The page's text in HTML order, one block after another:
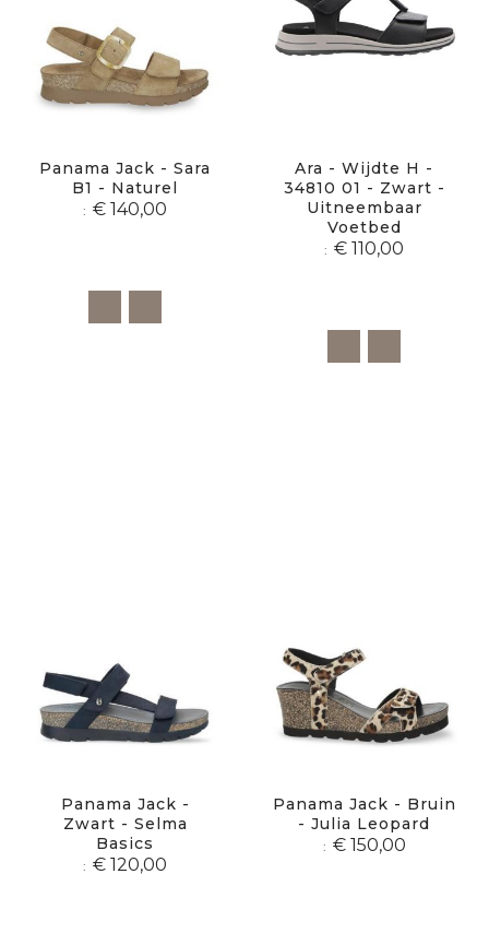
Panama Jack - Sara
B1 - Naturel
€ 140,00
Ara - Wijdte H -
34810 01 - Zwart -
Uitneembaar
Voetbed
€ 110,00
Panama Jack -
Zwart - Selma
Basics
€ 120,00
Panama Jack - Bruin
- Julia Leopard
€ 150,00